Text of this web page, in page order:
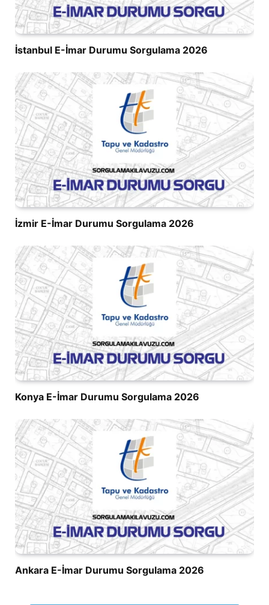
İstanbul E-İmar Durumu Sorgulama 2026
İzmir E-İmar Durumu Sorgulama 2026
Konya E-İmar Durumu Sorgulama 2026
Ankara E-İmar Durumu Sorgulama 2026